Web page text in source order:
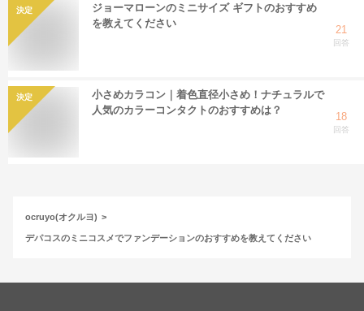
決定
ジョーマローンのミニサイズ ギフトのおすすめ
を教えてください
21
回答
決定
小さめカラコン｜着色直径小さめ！ナチュラルで
人気のカラーコンタクトのおすすめは？
18
回答
ocruyo(オクルヨ)
デパコスのミニコスメでファンデーションのおすすめを教えてください